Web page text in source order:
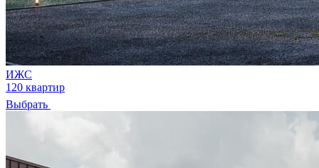
ИЖС
120 квартир
Выбрать